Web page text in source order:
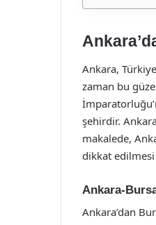
Ankara,
zaman bu
şehirdir.
makalede,
dikkat edilmesi
Ankara-
Ankara’dan